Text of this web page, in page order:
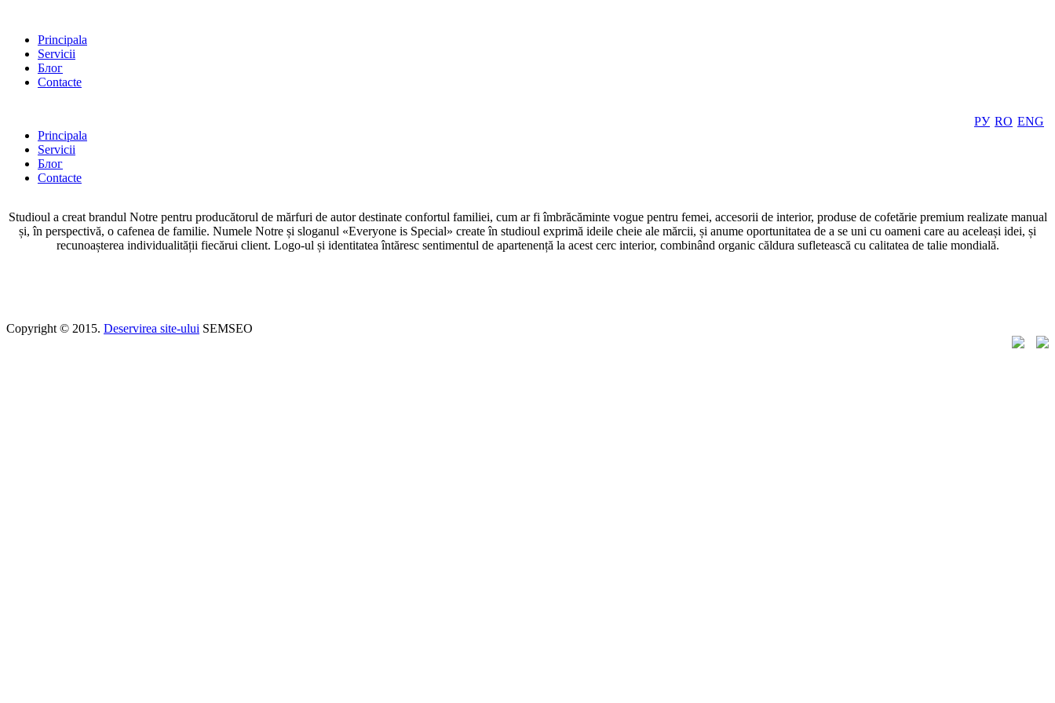
Principala
Servicii
Блог
Contacte
РУ RO ENG
Principala
Servicii
Блог
Contacte
Studioul a creat brandul Notre pentru producătorul de mărfuri de autor destinate confortul familiei, cum ar fi îmbrăcăminte vogue pentru femei, accesorii de interior, produse de cofetărie premium realizate manual
și, în perspectivă, o cafenea de familie. Numele Notre și sloganul «Everyone is Special» create în studioul exprimă ideile cheie ale mărcii, și anume oportunitatea de a se uni cu oameni care au aceleași idei, și
recunoașterea individualității fiecărui client. Logo-ul și identitatea întăresc sentimentul de apartenență la acest cerc interior, combinând organic căldura sufletească cu calitatea de talie mondială.
Copyright © 2015. Deservirea site-ului SEMSEO